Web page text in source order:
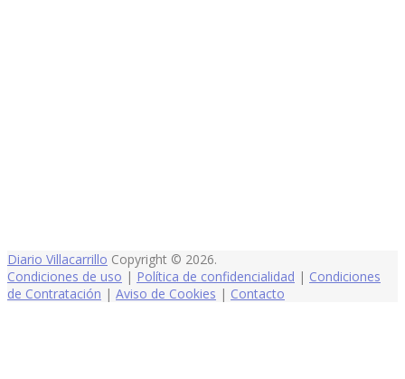
Diario Villacarrillo Copyright © 2026.
Condiciones de uso | Política de confidencialidad | Condiciones
de Contratación | Aviso de Cookies | Contacto